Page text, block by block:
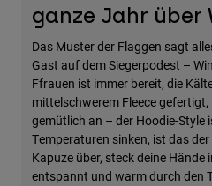
ganze Jahr über
Das Muster der Flaggen sagt
Gast auf dem Siegerpodest –
Ffrauen ist immer bereit, die
mittelschwerem Fleece
gemütlich an – der Hoodie-Style
Temperaturen sinken, ist das
Kapuze über, steck deine Hände
entspannt und warm durch den